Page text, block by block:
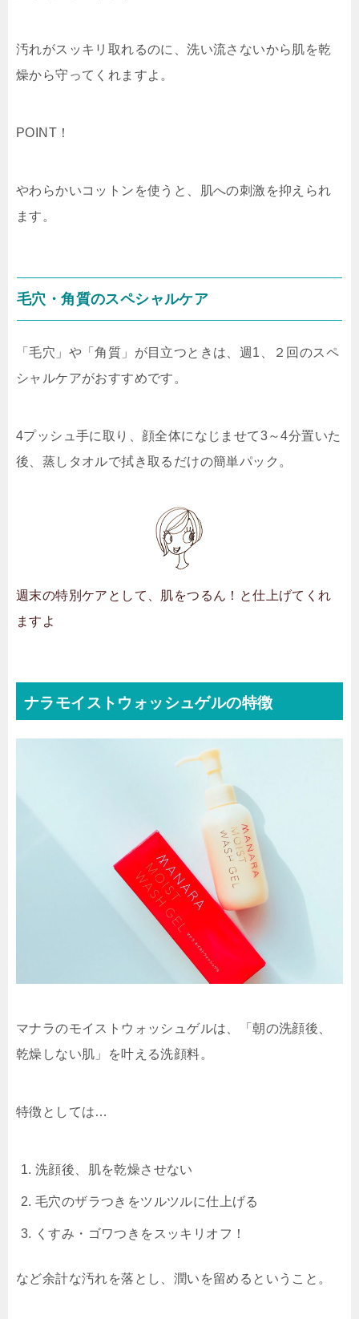
汚れがスッキリ取れるのに、洗い流さないから肌を乾
燥から守ってくれますよ。
POINT！
やわらかいコットンを使うと、肌への刺激を抑えられ
ます。
毛穴・角質のスペシャルケア
「毛穴」や「角質」が目立つときは、週1、２回のスペ
シャルケアがおすすめです。
4プッシュ手に取り、顔全体になじませて3～4分置いた
後、蒸しタオルで拭き取るだけの簡単パック。
週末の特別ケアとして、肌をつるん！と仕上げてくれ
ますよ
ナラモイストウォッシュゲルの特徴
マナラのモイストウォッシュゲルは、「朝の洗顔後、
乾燥しない肌」を叶える洗顔料。
特徴としては…
洗顔後、肌を乾燥させない
毛穴のザラつきをツルツルに仕上げる
くすみ・ゴワつきをスッキリオフ！
など余計な汚れを落とし、潤いを留めるということ。